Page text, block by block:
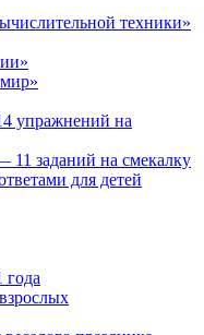
техники»
упражнений на
11 заданий на смекалку
для детей